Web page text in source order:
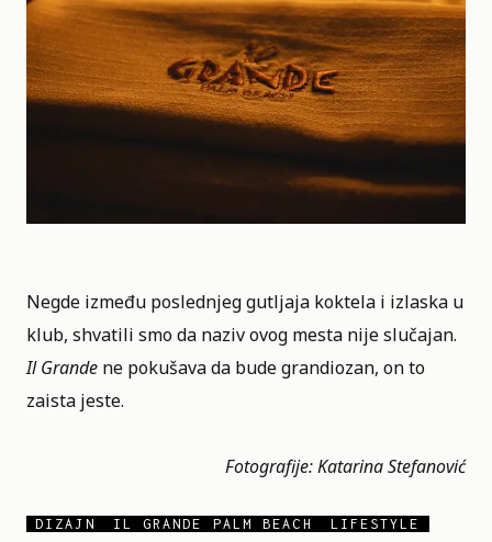
Negde između poslednjeg gutljaja koktela i izlaska u
klub, shvatili smo da naziv ovog mesta nije slučajan.
Il Grande ne pokušava da bude grandiozan, on to
zaista jeste.
Fotografije: Katarina Stefanović
DIZAJN IL GRANDE PALM BEACH LIFESTYLE